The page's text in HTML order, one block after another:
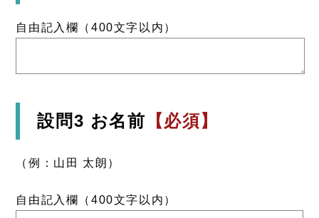
自由記入欄（400文字以内）
設問3 お名前 【必須】
（例：山田 太朗）
自由記入欄（400文字以内）